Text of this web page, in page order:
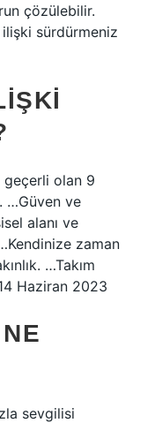
çözülebilir.
sürdürmeniz
geçerli olan 9
…Güven ve
alanı ve
zaman
…Takım
Haziran 2023
sevgilisi